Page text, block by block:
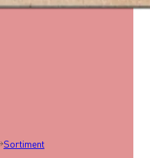
Sortiment